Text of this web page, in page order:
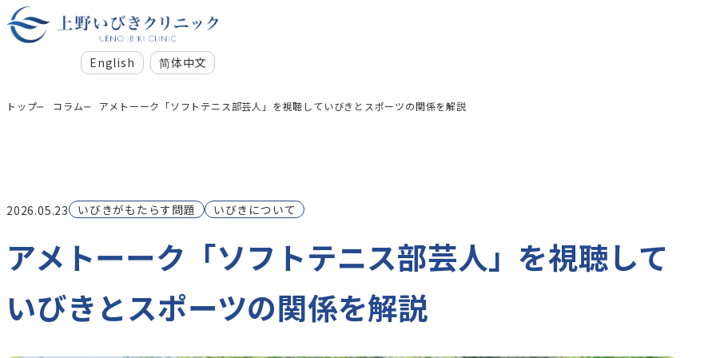
English 简体中文
トップ コラム アメトーーク「ソフトテニス部芸人」を視聴していびきとスポーツの関係を解説
2026.05.23 いびきがもたらす問題 いびきについて
アメトーーク「ソフトテニス部芸人」を視聴して
いびきとスポーツの関係を解説